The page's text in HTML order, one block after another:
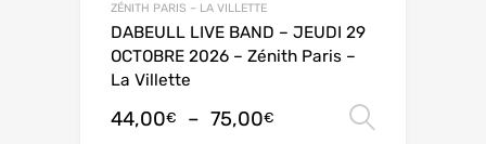
ZÉNITH PARIS – LA VILLETTE
DABEULL LIVE BAND – JEUDI 29
OCTOBRE 2026 – Zénith Paris –
La Villette
44,00€ – 75,00€